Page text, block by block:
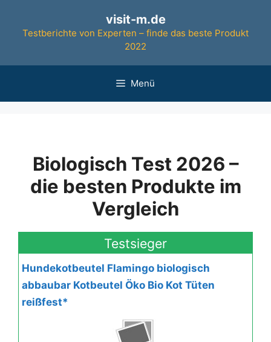
springen
visit-m.de
Testberichte von Experten – finde das beste Produkt
2022
Menü
Biologisch Test 2026 –
die besten Produkte im
Vergleich
Testsieger
Hundekotbeutel Flamingo biologisch
abbaubar Kotbeutel Öko Bio Kot Tüten
reißfest*